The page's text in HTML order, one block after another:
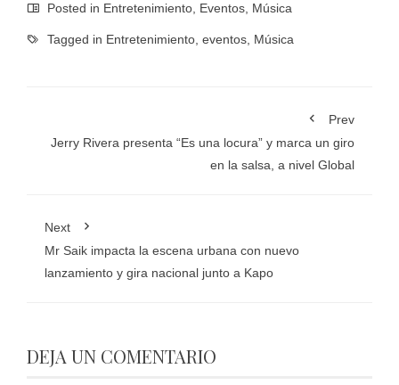
Posted in Entretenimiento Eventos Música
Tagged in Entretenimiento eventos Música
Prev
Jerry Rivera presenta “Es una locura” y marca un giro
en la salsa, a nivel Global
Next
Mr Saik impacta la escena urbana con nuevo
lanzamiento y gira nacional junto a Kapo
DEJA UN COMENTARIO